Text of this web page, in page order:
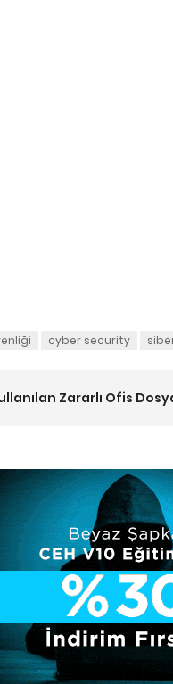
cyber security
Zararlı Ofis